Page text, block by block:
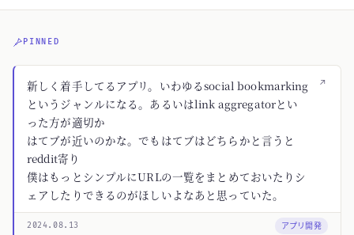
PINNED
↗
新しく着手してるアプリ。いわゆるsocial bookmarking
というジャンルになる。あるいはlink aggregatorとい
った方が適切か
はてブが近いのかな。でもはてブはどちらかと言うと
reddit寄り
僕はもっとシンプルにURLの一覧をまとめておいたりシ
ェアしたりできるのがほしいよなあと思っていた。
2024.08.13 アプリ開発